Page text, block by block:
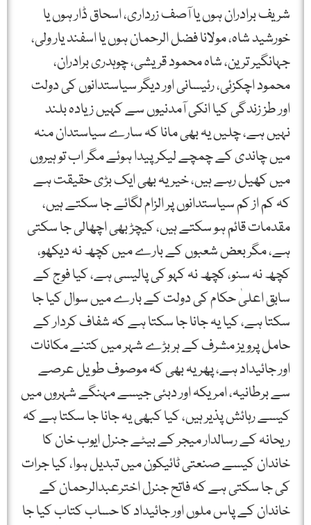
شریف برادران ہوں یا آصف زرداری، اسحاق ڈار ہوں یا
خورشید شاہ، مولانا فضل الرحمان ہوں یا اسفند یار ولی،
جہانگیر ترین، شاہ محمود قریشی، چوہدری برادران،
محمود اچکزئی، رئیسانی اور دیگر سیاستدانوں کی دولت
اور طز زندگی کیا انکی آمدنیوں سے کہیں زیادہ بلند
نہیں ہے، چلیں یہ بھی مانا کہ سارے سیاستدان منہ
میں چاندی کے چمچے لیکر پیدا ہوئے مگر اب تو ہیروں
میں کھیل رہے ہیں، خیر یہ بھی ایک بڑی حقیقت ہے
کہ کم از کم سیاستدانوں پر الزام لگائے جا سکتے ہیں،
مقدمات قائم ہو سکتے ہیں، کیچڑ بھی اچھالی جا سکتی
ہے، مگر بعض شعبوں کے بارے میں کچھ نہ دیکھو،
کچھ نہ سنو، کچھ نہ کہو کی پالیسی ہے، کیا فوج کے
سابق اعلیٰ حکام کی دولت کے بارے میں سوال کیا جا
سکتا ہے، کیا یہ جانا جا سکتا ہے کہ شفاف کردار کے
حامل پرویز مشرف کے ہر بڑے شہر میں کتنے مکانات
اور جائیداد ہے، پھر یہ بھی کہ موصوف طویل عرصے
سے برطانیہ، امریکہ اور دبئی جیسے مہنگے شہروں میں
کیسے رہائش پذیر ہیں، کیا کبھی یہ جانا جا سکتا ہے کہ
ریحانہ کے رسالدار میجر کے بیٹے جنرل ایوب خان کا
خاندان کیسے صنعتی ٹائیکون میں تبدیل ہوا، کیا جرات
کی جا سکتی ہے کہ فاتح جنرل اخترعبدالرحمان کے
خاندان کے پاس ملوں اور جائیداد کا حساب کتاب کیا جا